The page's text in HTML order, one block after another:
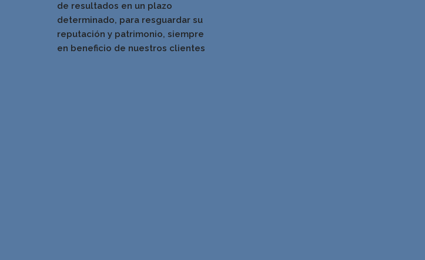
de resultados en un plazo
determinado, para resguardar su
reputación y patrimonio, siempre
en beneficio de nuestros clientes